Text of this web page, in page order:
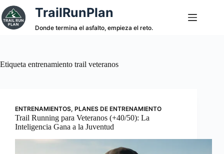
Saltar
al
contenido
TrailRunPlan
Donde termina el asfalto, empieza el reto.
Etiqueta entrenamiento trail veteranos
ENTRENAMIENTOS, PLANES DE ENTRENAMIENTO
Trail Running para Veteranos (+40/50): La
Inteligencia Gana a la Juventud